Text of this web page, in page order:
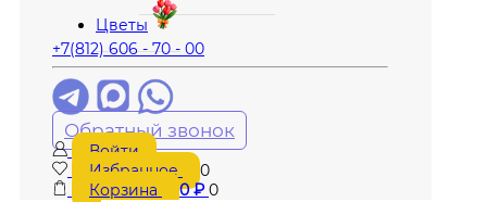
Цветы
+7(812) 606 - 70 - 00
Обратный звонок
Войти
Избранное
0
Корзина
0₽ 0